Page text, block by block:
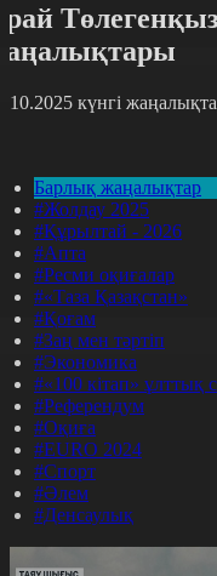
күнгі
Барлық жаңалықтар
#Жолдау 2025
#Құрылтай - 2026
#Апта
#Ресми оқиғалар
#«Таза Қазақстан»
#Қоғам
#Заң мен тәртіп
#Экономика
#«100 кітап» ұлттық
#Референдум
#Оқиға
#EURO 2024
#Спорт
#Әлем
#Денсаулық